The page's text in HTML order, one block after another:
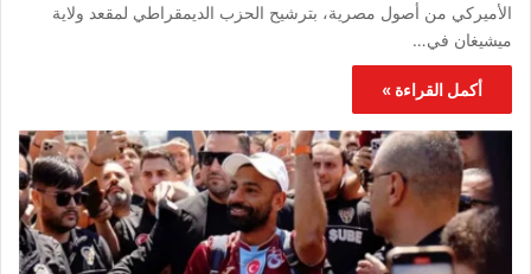
الأميركي من أصول مصرية، بترشيح الحزب الديمقراطي لمقعد ولاية
ميشيغان في…
أكمل القراءة »